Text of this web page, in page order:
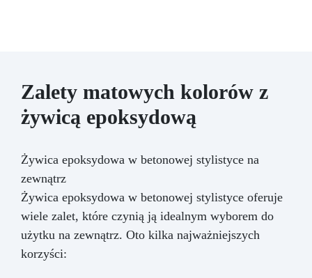
Zalety matowych kolorów z
żywicą epoksydową
Żywica epoksydowa w betonowej stylistyce na
zewnątrz
Żywica epoksydowa w betonowej stylistyce oferuje
wiele zalet, które czynią ją idealnym wyborem do
użytku na zewnątrz. Oto kilka najważniejszych
korzyści: